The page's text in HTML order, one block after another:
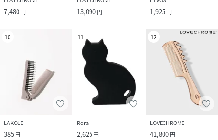
7,480円 13,090円 1,925円
10
LAKOLE
385円
11
Rora
2,625円
12
LOVECHROME
41,800円